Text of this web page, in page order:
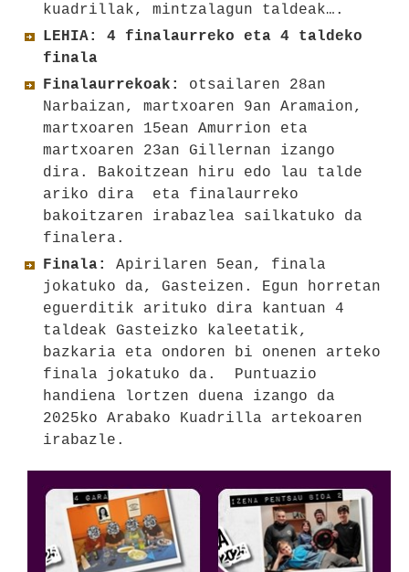
kuadrillak, mintzalagun taldeak….
LEHIA: 4 finalaurreko eta 4 taldeko
finala
Finalaurrekoak:
otsailaren 28an
Narbaizan, martxoaren 9an Aramaion,
martxoaren 15ean Amurrion eta
martxoaren 23an Gillernan izango
dira. Bakoitzean hiru edo lau talde
ariko dira eta finalaurreko
bakoitzaren irabazlea sailkatuko da
finalera.
Finala:
Apirilaren 5ean, finala
jokatuko da, Gasteizen. Egun horretan
eguerditik arituko dira kantuan 4
taldeak Gasteizko kaleetatik,
bazkaria eta ondoren bi onenen arteko
finala jokatuko da. Puntuazio
handiena lortzen duena izango da
2025ko Arabako Kuadrilla artekoaren
irabazle.